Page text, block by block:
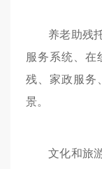
养老助残
服务系统、在
残、家政服务
景。
文化和旅